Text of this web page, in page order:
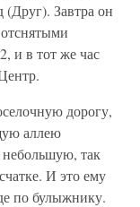
(Друг). Завтра он
и в тот же час
дорогу,
аллею
так
И это ему
по булыжнику.